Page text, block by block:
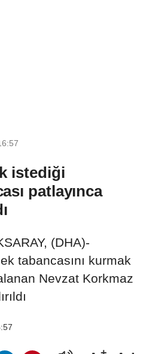
istediği
patlayınca
(DHA)-
tabancasını kurmak
Nevzat Korkmaz